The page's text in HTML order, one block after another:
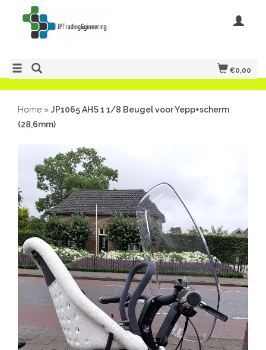
€0,00
Home » JP1065 AHS 1 1/8 Beugel voor Yepp+scherm
(28,6mm)